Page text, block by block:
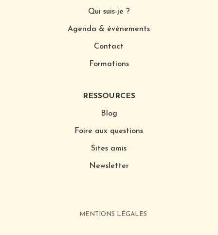
Qui suis-je ?
Agenda & évènements
Contact
Formations
RESSOURCES
Blog
Foire aux questions
Sites amis
Newsletter
MENTIONS LÉGALES